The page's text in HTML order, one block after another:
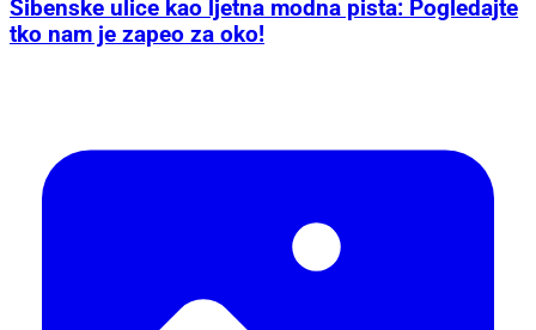
Šibenske ulice kao ljetna modna pista: Pogledajte
tko nam je zapeo za oko!